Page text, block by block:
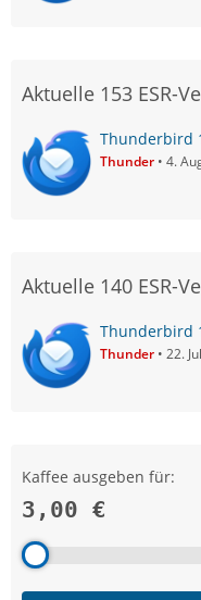
Aktuelle 153 ESR-
Thunderbird
Thunder 4.
Aktuelle 140 ESR-
Thunderbird
Thunder 22.
Kaffee ausgeben für:
3,00 €